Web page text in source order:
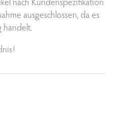
ausgeschlossen, da es
handelt.